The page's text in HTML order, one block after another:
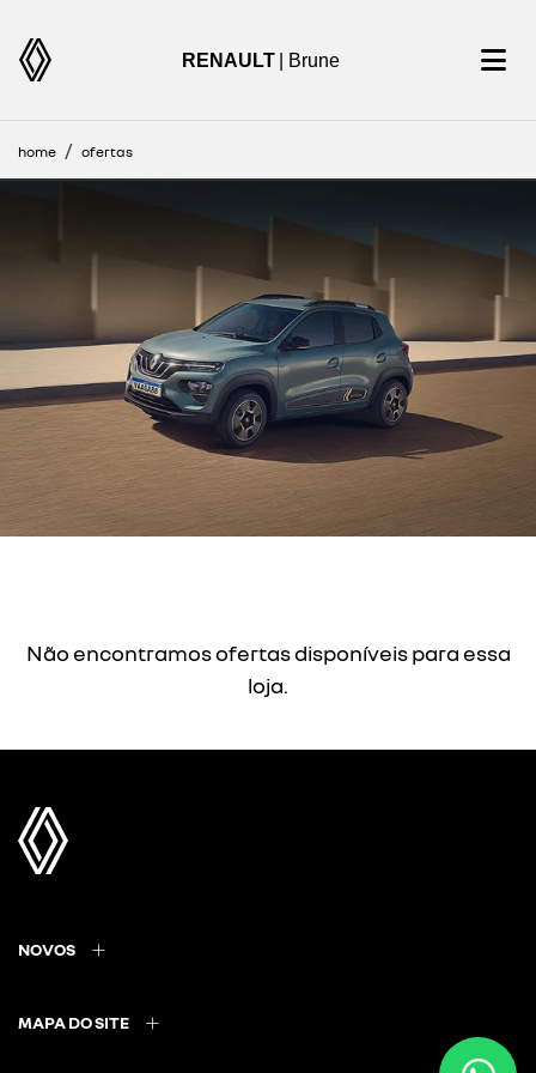
RENAULT | Brune
home ofertas
Não encontramos ofertas disponíveis para essa
loja.
NOVOS
MAPA DO SITE